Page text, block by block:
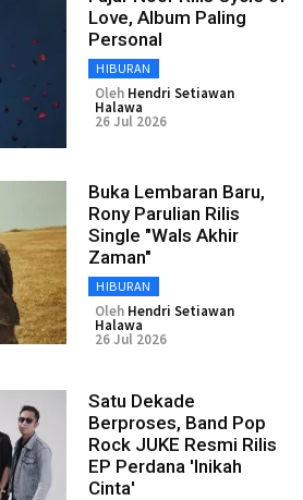
Love, Album Paling
Personal
HIBURAN
Oleh Hendri Setiawan
Halawa
26 Jul 2026
Buka Lembaran Baru,
Rony Parulian Rilis
Single "Wals Akhir
Zaman"
HIBURAN
Oleh Hendri Setiawan
Halawa
26 Jul 2026
Satu Dekade
Berproses, Band Pop
Rock JUKE Resmi Rilis
EP Perdana 'Inikah
Cinta'